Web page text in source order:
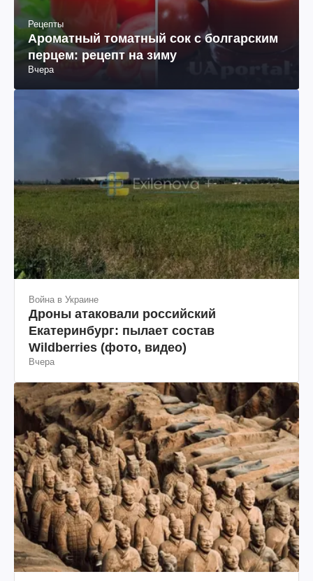
Рецепты
Ароматный томатный сок с болгарским
перцем: рецепт на зиму
Вчера
Война в Украине
Дроны атаковали российский
Екатеринбург: пылает состав
Wildberries (фото, видео)
Вчера